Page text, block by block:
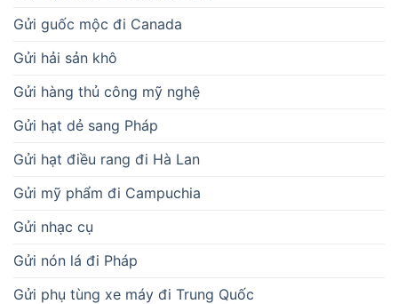
Gửi guốc mộc đi Canada
Gửi hải sản khô
Gửi hàng thủ công mỹ nghệ
Gửi hạt dẻ sang Pháp
Gửi hạt điều rang đi Hà Lan
Gửi mỹ phẩm đi Campuchia
Gửi nhạc cụ
Gửi nón lá đi Pháp
Gửi phụ tùng xe máy đi Trung Quốc